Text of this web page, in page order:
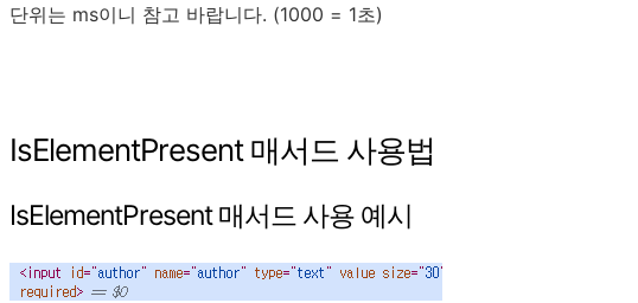
단위는 ms이니 참고 바랍니다. (1000 = 1초)
IsElementPresent 매서드 사용법
IsElementPresent 매서드 사용 예시